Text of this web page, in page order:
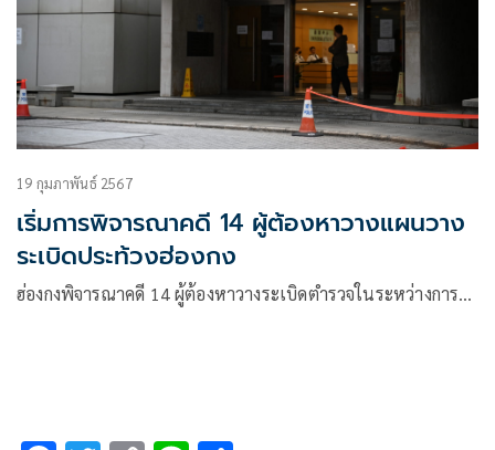
19 กุมภาพันธ์ 2567
เริ่มการพิจารณาคดี 14 ผู้ต้องหาวางแผนวาง
ระเบิดประท้วงฮ่องกง
ฮ่องกงพิจารณาคดี 14 ผู้ต้องหาวางระเบิดตำรวจในระหว่างการ…